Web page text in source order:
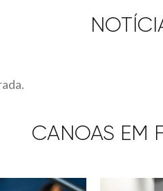
CANOAS EM